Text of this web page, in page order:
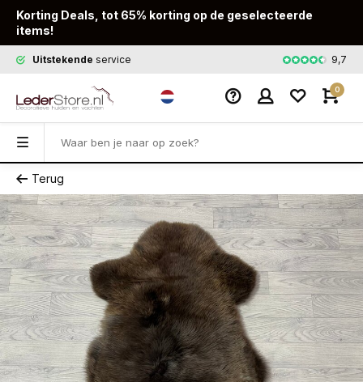
Korting Deals, tot 65% korting op de geselecteerde
items!
Uitstekende service Snelle9,7
0
Terug